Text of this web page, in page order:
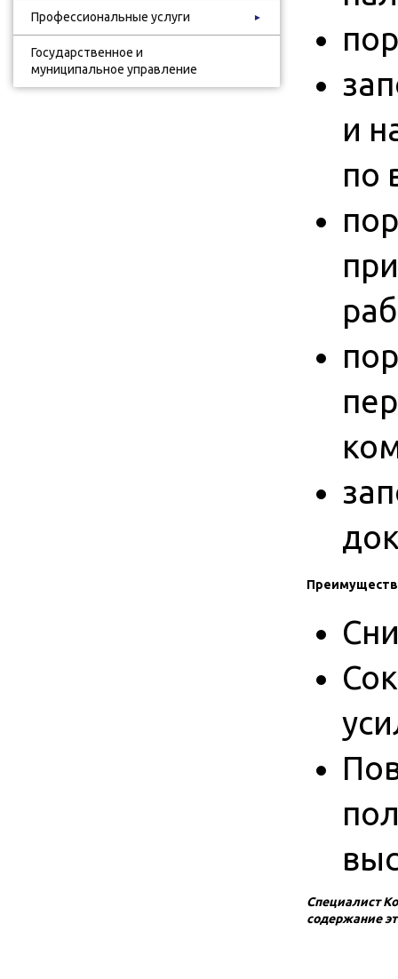
Профессиональные услуги ►
Государственное и
муниципальное управление
и
по
Специалист
содержание